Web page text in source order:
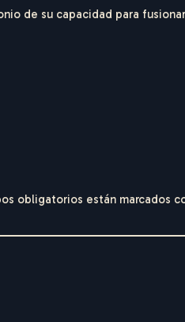
de su capacidad para
obligatorios están marcados